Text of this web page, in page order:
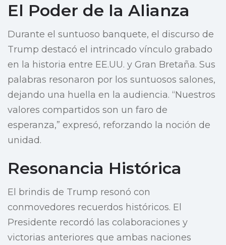
El Poder de la Alianza
Durante el suntuoso banquete, el discurso de
Trump destacó el intrincado vínculo grabado
en la historia entre EE.UU. y Gran Bretaña. Sus
palabras resonaron por los suntuosos salones,
dejando una huella en la audiencia. “Nuestros
valores compartidos son un faro de
esperanza,” expresó, reforzando la noción de
unidad.
Resonancia Histórica
El brindis de Trump resonó con
conmovedores recuerdos históricos. El
Presidente recordó las colaboraciones y
victorias anteriores que ambas naciones